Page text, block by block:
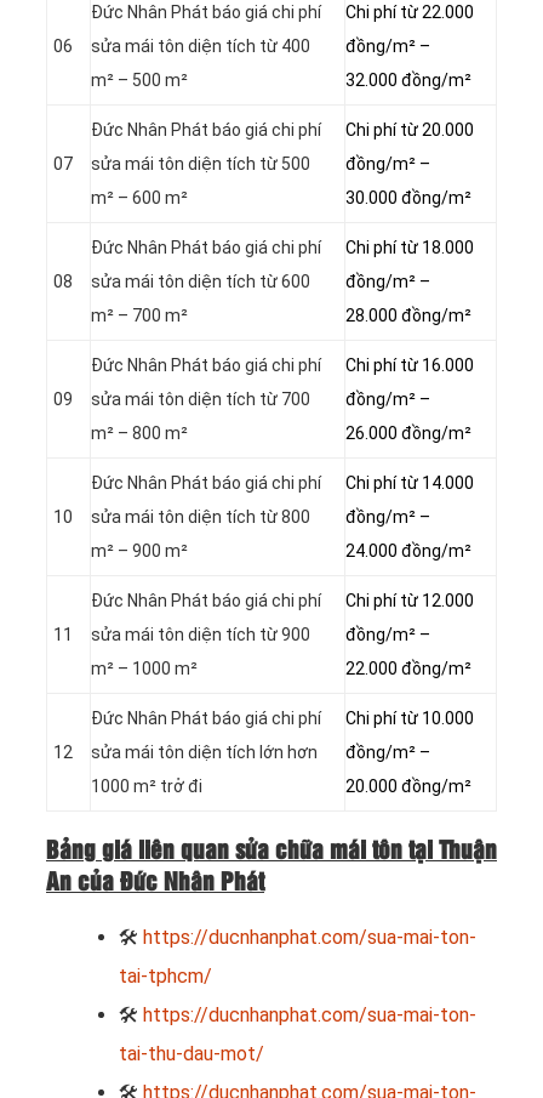
06
Đức Nhân Phát báo giá chi phí
sửa mái tôn diện tích từ 400
m² – 500 m²
Chi phí từ 22.000
đồng/m² –
32.000 đồng/m²
07
Đức Nhân Phát báo giá chi phí
sửa mái tôn diện tích từ 500
m² – 600 m²
Chi phí từ 20.000
đồng/m² –
30.000 đồng/m²
08
Đức Nhân Phát báo giá chi phí
sửa mái tôn diện tích từ 600
m² – 700 m²
Chi phí từ 18.000
đồng/m² –
28.000 đồng/m²
09
Đức Nhân Phát báo giá chi phí
sửa mái tôn diện tích từ 700
m² – 800 m²
Chi phí từ 16.000
đồng/m² –
26.000 đồng/m²
10
Đức Nhân Phát báo giá chi phí
sửa mái tôn diện tích từ 800
m² – 900 m²
Chi phí từ 14.000
đồng/m² –
24.000 đồng/m²
11
Đức Nhân Phát báo giá chi phí
sửa mái tôn diện tích từ 900
m² – 1000 m²
Chi phí từ 12.000
đồng/m² –
22.000 đồng/m²
12
Đức Nhân Phát báo giá chi phí
sửa mái tôn diện tích lớn hơn
1000 m² trở đi
Chi phí từ 10.000
đồng/m² –
20.000 đồng/m²
Bảng giá liên quan sửa chữa mái tôn tại Thuận
An của Đức Nhân Phát
🛠 https://ducnhanphat.com/sua-mai-ton-
tai-tphcm/
🛠 https://ducnhanphat.com/sua-mai-ton-
tai-thu-dau-mot/
🛠 https://ducnhanphat.com/sua-mai-ton-